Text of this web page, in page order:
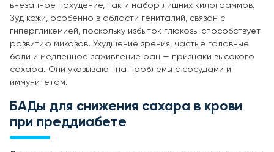
внезапное похудение, так и набор лишних килограммов.
Зуд кожи, особенно в области гениталий, связан с
гипергликемией, поскольку избыток глюкозы способствует
развитию микозов. Ухудшение зрения, частые головные
боли и медленное заживление ран — признаки высокого
сахара. Они указывают на проблемы с сосудами и
иммунитетом.
БАДы для снижения сахара в крови
при преддиабете